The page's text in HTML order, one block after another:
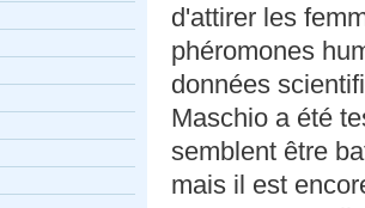
d'attirer les
phéromones
données
Maschio a été
semblent être
mais il est